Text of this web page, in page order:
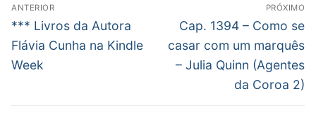
de
Post
ANTERIOR
Post
anterior:
*** Livros da Autora
Flávia Cunha na Kindle
Week
PRÓXIMO
Próximo
post:
Cap. 1394 – Como se
casar com um marquês
– Julia Quinn (Agentes
da Coroa 2)